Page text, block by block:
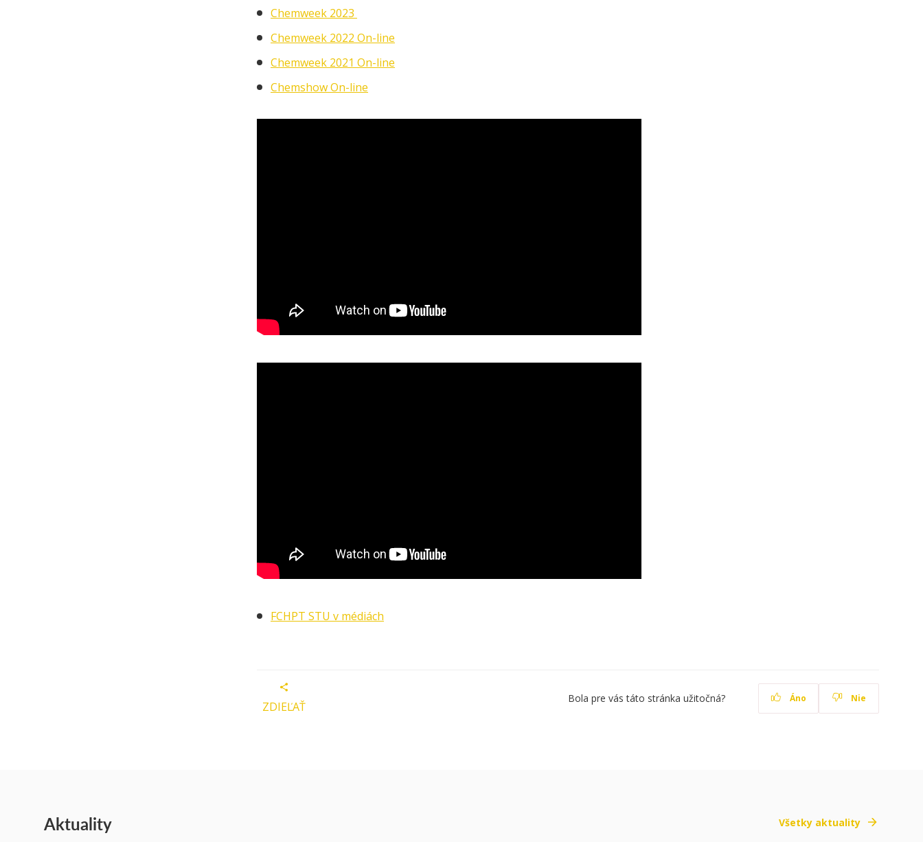
Chemweek 2023
Chemweek 2022 On-line
Chemweek 2021 On-line
Chemshow On-line
FCHPT STU v médiách
ZDIEĽAŤ
Bola pre vás táto stránka užitočná? Áno Nie
Aktuality Všetky aktuality